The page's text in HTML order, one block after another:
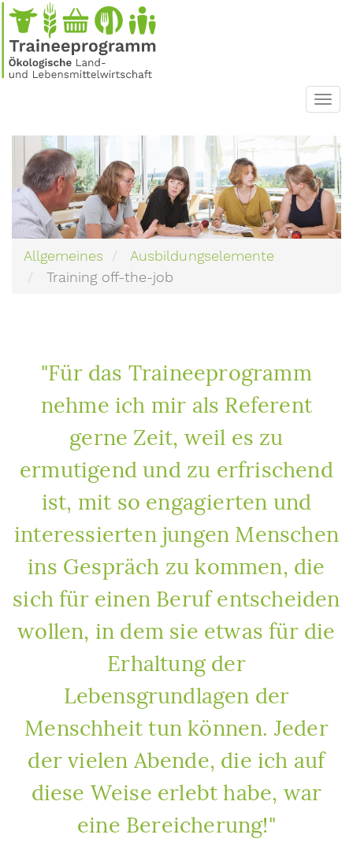
Direkt
zum
Inhalt
Allgemeines
Ausbildungselemente
Training off-the-job
"Für das Traineeprogramm
nehme ich mir als Referent
gerne Zeit, weil es zu
ermutigend und zu erfrischend
ist, mit so engagierten und
interessierten jungen Menschen
ins Gespräch zu kommen, die
sich für einen Beruf entscheiden
wollen, in dem sie etwas für die
Erhaltung der
Lebensgrundlagen der
Menschheit tun können. Jeder
der vielen Abende, die ich auf
diese Weise erlebt habe, war
eine Bereicherung!"